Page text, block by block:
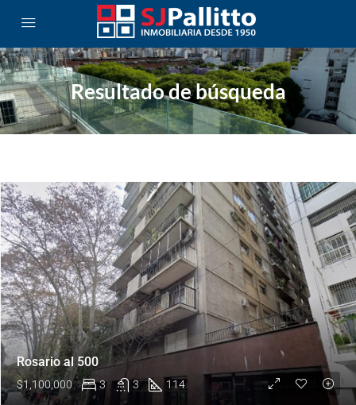
Resultado de búsqueda
Rosario al 500
$1,100,000 3 3 114